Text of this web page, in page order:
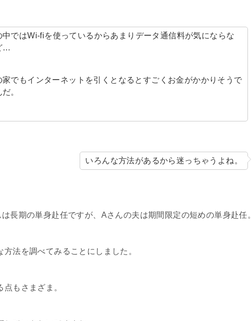
中ではWi-fiを使っているからあまりデータ通信料が気にならな
…
家でもインターネットを引くとなるとすごくお金がかかりそうで
。
いろんな方法があるから迷っちゃうよね。
長期の単身赴任ですが、Aさんの夫は期間限定の短めの単身赴任。
法を調べてみることにしました。
もさまざま。